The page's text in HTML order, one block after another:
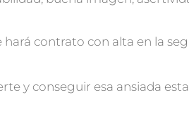
hará contrato con alta en la
y conseguir esa ansiada